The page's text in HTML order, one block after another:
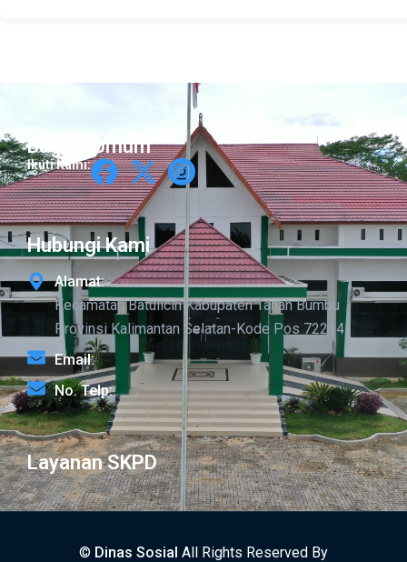
Bagian Umum
Ikuti Kami:
Hubungi Kami
Alamat:
Kecamatan Batulicin Kabupaten Tanah Bumbu
Provinsi Kalimantan Selatan-Kode Pos 72214
Email:
No. Telp:
Layanan SKPD
© Dinas Sosial All Rights Reserved By